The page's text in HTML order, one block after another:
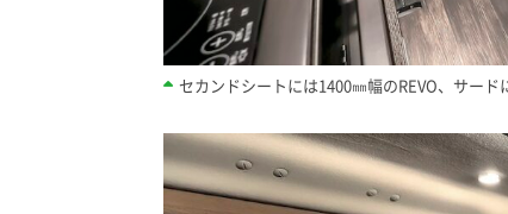
セカンドシートには1400㎜幅のREVO、サー